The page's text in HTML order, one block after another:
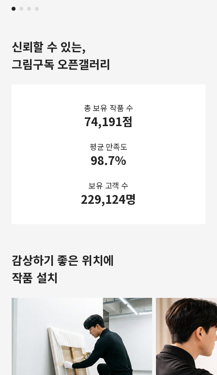
신뢰할 수 있는,
그림구독 오픈갤러리
총 보유 작품 수
74,191점
평균 만족도
98.7%
보유 고객 수
229,124명
감상하기 좋은 위치에
작품 설치